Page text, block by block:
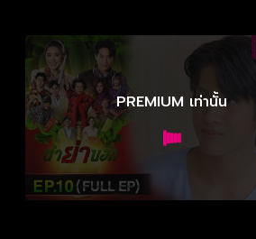
PREMIUM เท่านั้น